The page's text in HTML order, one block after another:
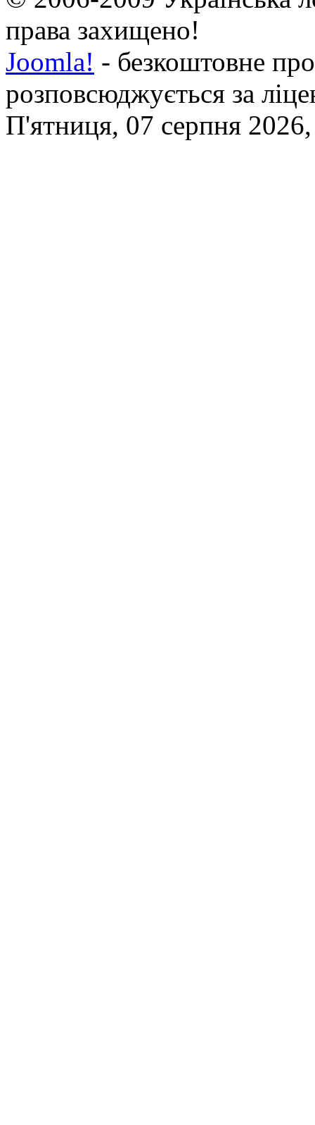
права захищено!
Joomla! - безкоштовне
розповсюджується за
П'ятниця, 07 серпня